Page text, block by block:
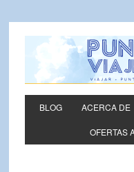
BLOG ACERCA DE
OFERTAS